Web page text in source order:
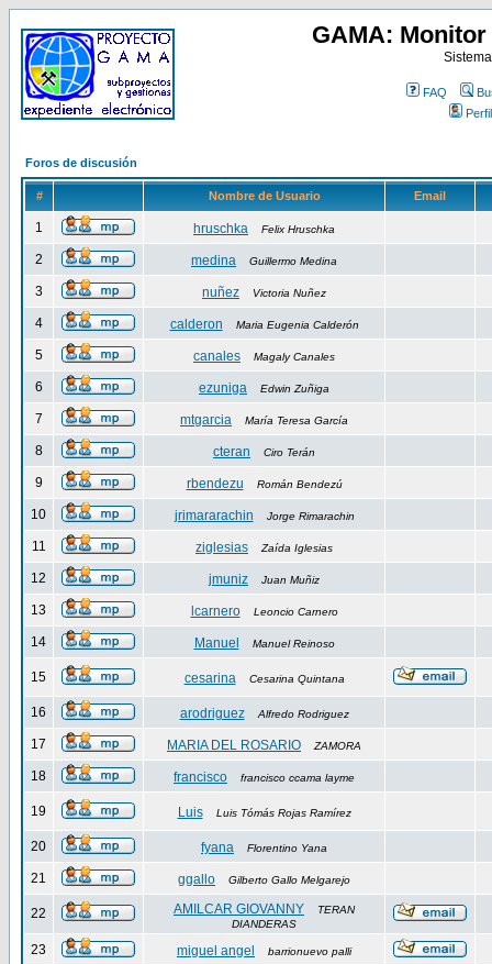
GAMA:
FAQ
Perfil
Foros de discusión
# Nombre de Usuario Email
1 hruschka Felix Hruschka
2 medina Guillermo Medina
3 nuñez Victoria Nuñez
4 calderon Maria Eugenia Calderón
5 canales Magaly Canales
6 ezuniga Edwin Zuñiga
7 mtgarcia María Teresa García
8 cteran Ciro Terán
9 rbendezu Román Bendezú
10 jrimararachin Jorge Rimarachin
11 ziglesias Zaída Iglesias
12 jmuniz Juan Muñiz
13 lcarnero Leoncio Carnero
14 Manuel Manuel Reinoso
15 cesarina Cesarina Quintana
16 arodriguez Alfredo Rodriguez
17 MARIA DEL ROSARIO ZAMORA
18 francisco francisco ccama layme
19 Luis Luis Tómás Rojas Ramírez
20 fyana Florentino Yana
21 ggallo Gilberto Gallo Melgarejo
22 AMILCAR GIOVANNY
TERAN
DIANDERAS
23 miguel angel barrionuevo palli